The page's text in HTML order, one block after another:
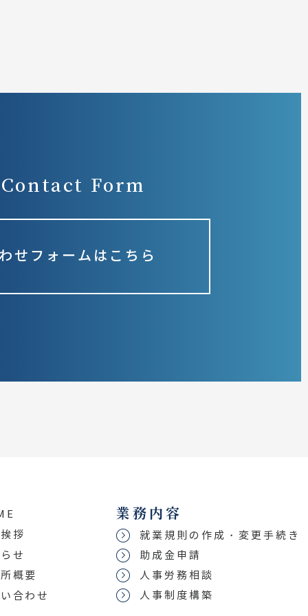
Contact Form
せフォームはこちら
拶
せ
概要
合わせ
業務内容
就業規則の作成・変更手続き
助成金申請
人事労務相談
人事制度構築